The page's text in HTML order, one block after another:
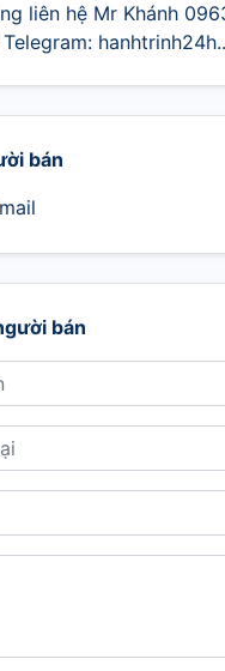
liên hệ Mr Khánh
bán
bán